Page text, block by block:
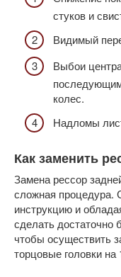
стуков и
Видимый
Выбои
колес.
Надломы
Как заменить
Замена рессор
сложная процедура.
инструкцию и
сделать достаточно
чтобы осуществить
торцовые головки на